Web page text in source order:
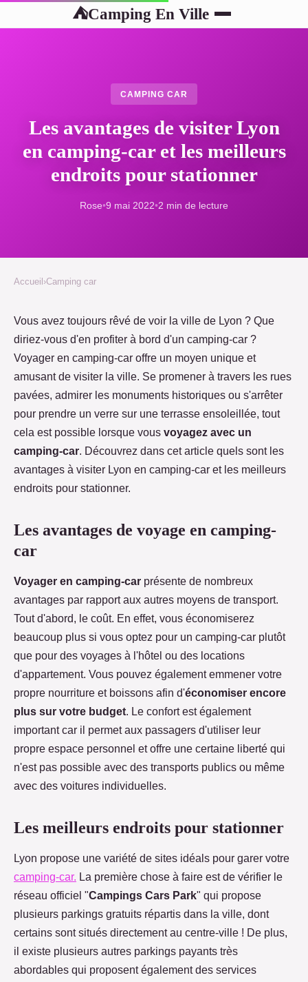
⛺Camping En Ville
CAMPING CAR
Les avantages de visiter Lyon
en camping-car et les meilleurs
endroits pour stationner
Rose•9 mai 2022•2 min de lecture
Accueil ›Camping car
Vous avez toujours rêvé de voir la ville de Lyon ? Que
diriez-vous d'en profiter à bord d'un camping-car ?
Voyager en camping-car offre un moyen unique et
amusant de visiter la ville. Se promener à travers les rues
pavées, admirer les monuments historiques ou s'arrêter
pour prendre un verre sur une terrasse ensoleillée, tout
cela est possible lorsque vous voyagez avec un
camping-car. Découvrez dans cet article quels sont les
avantages à visiter Lyon en camping-car et les meilleurs
endroits pour stationner.
Les avantages de voyage en camping-
car
Voyager en camping-car présente de nombreux
avantages par rapport aux autres moyens de transport.
Tout d'abord, le coût. En effet, vous économiserez
beaucoup plus si vous optez pour un camping-car plutôt
que pour des voyages à l'hôtel ou des locations
d'appartement. Vous pouvez également emmener votre
propre nourriture et boissons afin d'économiser encore
plus sur votre budget. Le confort est également
important car il permet aux passagers d'utiliser leur
propre espace personnel et offre une certaine liberté qui
n'est pas possible avec des transports publics ou même
avec des voitures individuelles.
Les meilleurs endroits pour stationner
Lyon propose une variété de sites idéals pour garer votre
camping-car. La première chose à faire est de vérifier le
réseau officiel "Campings Cars Park" qui propose
plusieurs parkings gratuits répartis dans la ville, dont
certains sont situés directement au centre-ville ! De plus,
il existe plusieurs autres parkings payants très
abordables qui proposent également des services